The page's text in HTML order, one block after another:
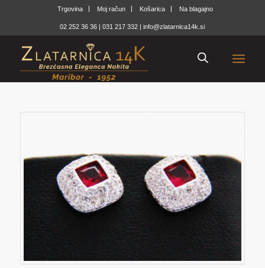
Trgovina Moj račun Košarica Na blagajno
02 252 36 36 |031 217 332 |info@zlatarnica14k.si